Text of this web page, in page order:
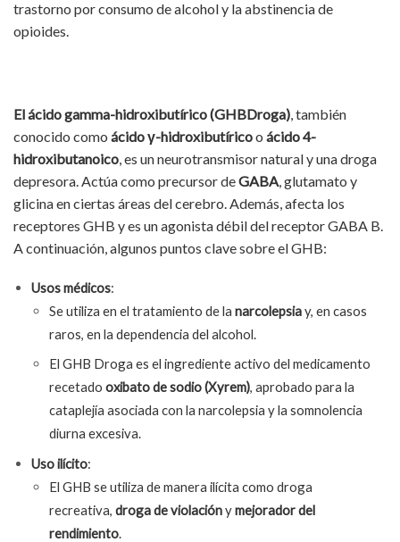
trastorno por consumo de alcohol y la abstinencia de
opioides.
El ácido gamma-hidroxibutírico (GHBDroga), también
conocido como ácido γ-hidroxibutíricoo ácido 4-
hidroxibutanoico, es un neurotransmisor natural y una droga
depresora. Actúa como precursor deGABA, glutamato y
glicina en ciertas áreas del cerebro. Además, afecta los
receptores GHB y es un agonista débil del receptor GABA B.
A continuación, algunos puntos clave sobre el GHB:
Usos médicos:
Se utiliza en el tratamiento de la narcolepsiay, en casos
raros, en la dependencia del alcohol.
El GHB Droga es el ingrediente activo del medicamento
recetado oxibato de sodio (Xyrem), aprobado para la
cataplejía asociada con la narcolepsia y la somnolencia
diurna excesiva.
Uso ilícito:
El GHB se utiliza de manera ilícita como droga
recreativa, droga de violaciónymejorador del
rendimiento.